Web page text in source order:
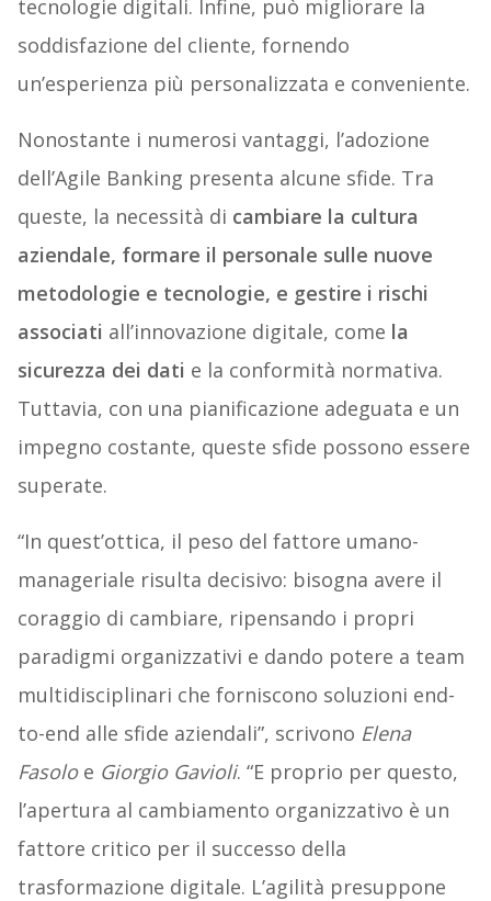
tecnologie digitali. Infine, può migliorare la
soddisfazione del cliente, fornendo
un’esperienza più personalizzata e conveniente.
Nonostante i numerosi vantaggi, l’adozione
dell’Agile Banking presenta alcune sfide. Tra
queste, la necessità di cambiare la cultura
aziendale, formare il personale sulle nuove
metodologie e tecnologie, e gestire i rischi
associati all’innovazione digitale, come la
sicurezza dei dati e la conformità normativa.
Tuttavia, con una pianificazione adeguata e un
impegno costante, queste sfide possono essere
superate.
“In quest’ottica, il peso del fattore umano-
manageriale risulta decisivo: bisogna avere il
coraggio di cambiare, ripensando i propri
paradigmi organizzativi e dando potere a team
multidisciplinari che forniscono soluzioni end-
to-end alle sfide aziendali”, scrivono Elena
Fasoloe Giorgio Gavioli. “E proprio per questo,
l’apertura al cambiamento organizzativo è un
fattore critico per il successo della
trasformazione digitale. L’agilità presuppone